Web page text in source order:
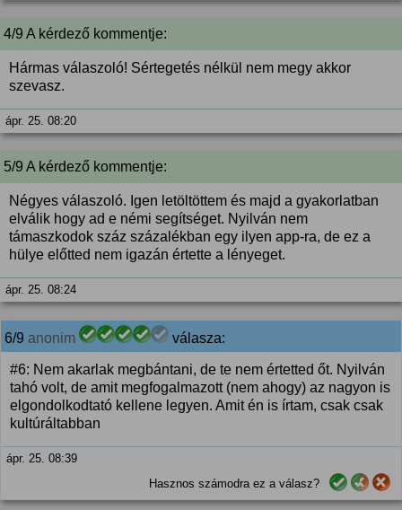
4/9 A kérdező kommentje:
Hármas válaszoló! Sértegetés nélkül nem megy akkor
szevasz.
ápr. 25. 08:20
5/9 A kérdező kommentje:
Négyes válaszoló. Igen letöltöttem és majd a gyakorlatban
elválik hogy ad e némi segítséget. Nyilván nem
támaszkodok száz százalékban egy ilyen app-ra, de ez a
hülye előtted nem igazán értette a lényeget.
ápr. 25. 08:24
6/9 anonim válasza:
#6: Nem akarlak megbántani, de te nem értetted őt. Nyilván
tahó volt, de amit megfogalmazott (nem ahogy) az nagyon is
elgondolkodtató kellene legyen. Amit én is írtam, csak csak
kultúráltabban
ápr. 25. 08:39
Hasznos számodra ez a válasz?